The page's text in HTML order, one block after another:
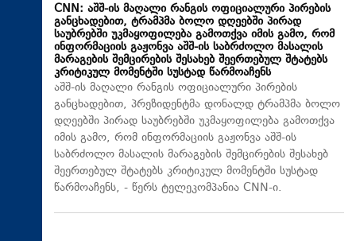
CNN: აშშ-ის მაღალი რანგის ოფიციალური პირების
განცხადებით, ტრამპმა ბოლო დღეებში პირად
საუბრებში უკმაყოფილება გამოთქვა იმის გამო, რომ
ინფორმაციის გაჟონვა აშშ-ის საბრძოლო მასალის
მარაგების შემცირების შესახებ შეერთებულ შტატებს
კრიტიკულ მომენტში სუსტად წარმოაჩენს
აშშ-ის მაღალი რანგის ოფიციალური პირების
განცხადებით, პრეზიდენტმა დონალდ ტრამპმა ბოლო
დღეებში პირად საუბრებში უკმაყოფილება გამოთქვა
იმის გამო, რომ ინფორმაციის გაჟონვა აშშ-ის
საბრძოლო მასალის მარაგების შემცირების შესახებ
შეერთებულ შტატებს კრიტიკულ მომენტში სუსტად
წარმოაჩენს, - წერს ტელეკომპანია CNN-ი.